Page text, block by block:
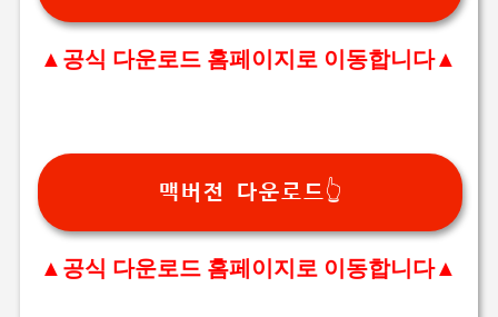
▲공식 다운로드 홈페이지로 이동합니다▲
맥버전 다운로드👆
▲공식 다운로드 홈페이지로 이동합니다▲